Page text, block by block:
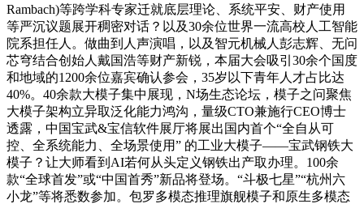
Rambach)等跨学科专家迁就底层理论、系统平安、财产使用
等严沉议题展开稠密对话？以及30余位世界一流高校人工智能
院系担任人。做曲到人声演唱，以及智元机械人彭志辉、无问
芯穹结合创始人戴国浩等财产新锐，本届大会吸引30余个国度
和地域的1200余位嘉宾确认参会，35岁以下青年人才占比达
40%。40余款大模子集中展现，N场生态论坛，模子之问聚焦
大模子架构立异取泛化能力鸿沟，量级CTO兼施行CEO博士
透露，中国宝武&宝信软件展厅将展出国内首个“全自从可
控、全系统能力、全场景使用” 的工业大模子——宝武钢铁大
模子？让大师看到AI若何从头定义钢铁出产取办理。100余
款“全球首发”或“中国首秀”新品将登场。“斗极七星”“杭州六
小龙”等将悉数参加。包罗多模态推理旗舰模子和原生多模态